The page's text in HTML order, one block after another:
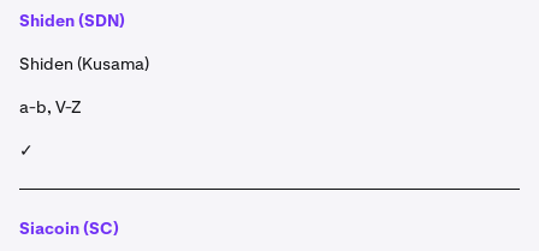
Shiden (SDN)
Shiden (Kusama)
a-b, V-Z
✓
Siacoin (SC)